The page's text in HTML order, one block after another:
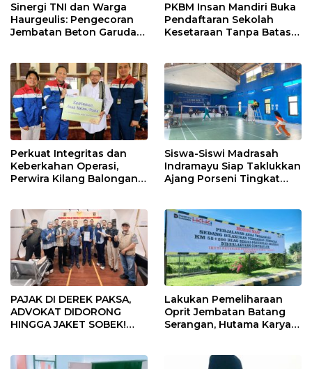
Sinergi TNI dan Warga
Haurgeulis: Pengecoran
Jembatan Beton Garuda
PKBM Insan Mandiri Buka
Pendaftaran Sekolah
Kesetaraan Tanpa Batas
Perkuat Integritas dan
Keberkahan Operasi,
Perwira Kilang Balongan
Siswa-Siswi Madrasah
Indramayu Siap Taklukkan
Ajang Porseni Tingkat
PAJAK DI DEREK PAKSA,
ADVOKAT DIDORONG
HINGGA JAKET SOBEK!
Pekanbaru!
Lakukan Pemeliharaan
Oprit Jembatan Batang
Serangan, Hutama Karya